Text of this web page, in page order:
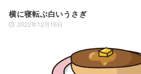
横に寝転ぶ白いうさぎ
2022年12月16日